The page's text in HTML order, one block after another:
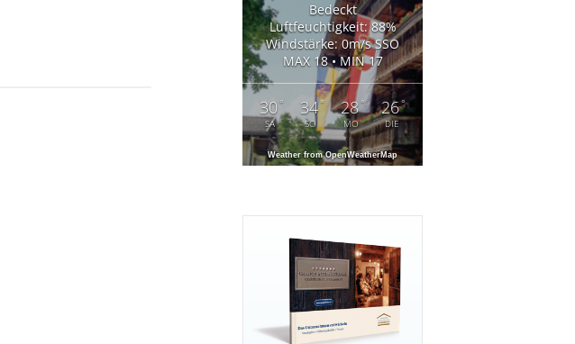
Bedeckt
Luftfeuchtigkeit: 88%
Windstärke: 0m/s SSO
MAX 18 • MIN 17
30°
SA
34°
SO
28°
MO
26°
DIE
Weather from OpenWeatherMap